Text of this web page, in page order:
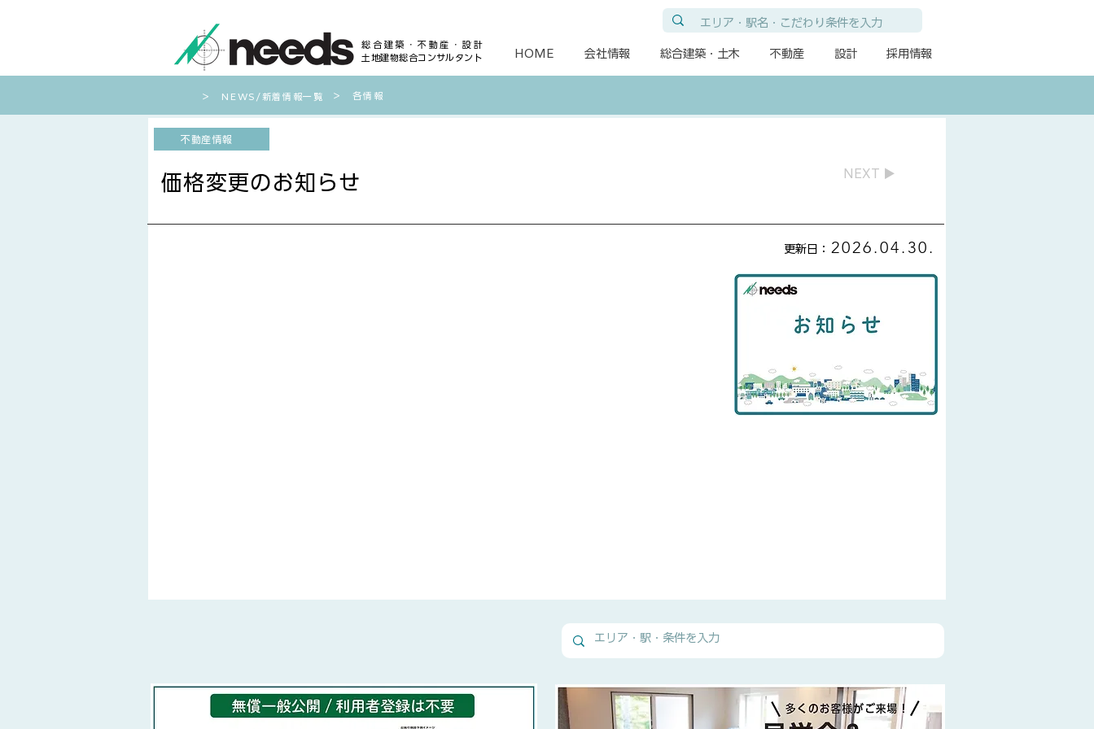
総合建築・不動産・設計
土地建物総合コンサルタント
HOME 会社情報 総合建築・土木 不動産 設計 採用情報
​＞ NEWS/新着情報一覧 ​＞ 各情報
不動産情報
価格変更のお知らせ NEXT ▶
2026.04.30.
​更新日：